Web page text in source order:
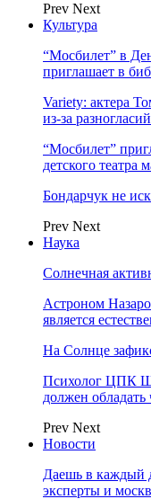
Prev Next
Культура
“Мосбилет” в
приглашает в
Variety: актера
из-за
“Мосбилет”
детского театра
Бондарчук не
Prev Next
Наука
Солнечная
Астроном
является
На Солнце
Психолог ЦПК
должен
Prev Next
Новости
Даешь в каждый
эксперты и